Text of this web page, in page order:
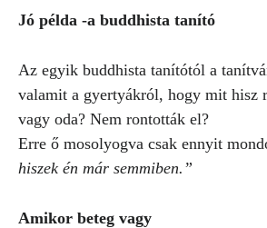
Jó példa -a buddhista tanító
Az egyik buddhista tanítótól a
valamit a gyertyákról, hogy mit hisz
vagy oda? Nem rontották el?
Erre ő mosolyogva csak ennyit
hiszek én már semmiben.”
Amikor beteg vagy